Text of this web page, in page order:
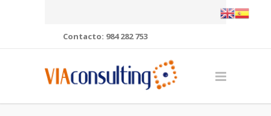
Contacto: 984 282 753